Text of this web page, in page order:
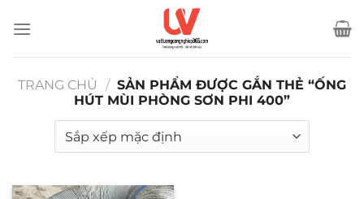
qua
TRANG CHỦ
/ SẢN PHẨM ĐƯỢC GẮN THẺ “ỐNG
HÚT MÙI PHÒNG SƠN PHI 400”